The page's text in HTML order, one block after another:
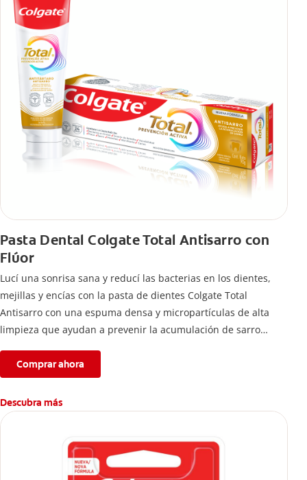
Pasta Dental Colgate Total Antisarro con
Flúor
Lucí una sonrisa sana y reducí las bacterias en los dientes,
mejillas y encías con la pasta de dientes Colgate Total
Antisarro con una espuma densa y micropartículas de alta
limpieza que ayudan a prevenir la acumulación de sarro
Comprar ahora
Descubra más